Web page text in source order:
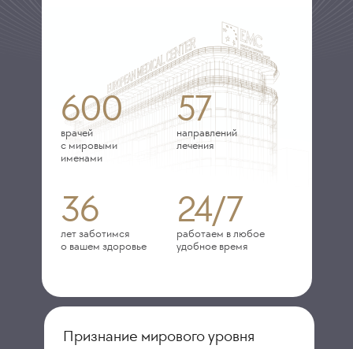
600
врачей
с мировыми
именами
57
направлений
лечения
36
лет заботимся
о вашем здоровье
24/7
работаем в любое
удобное время
Признание мирового уровня